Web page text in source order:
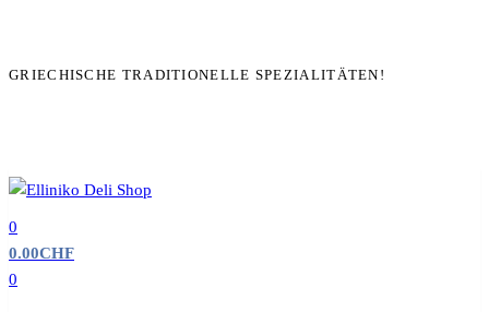
GRIECHISCHE TRADITIONELLE SPEZIALITÄTEN!
0
0.00CHF
0